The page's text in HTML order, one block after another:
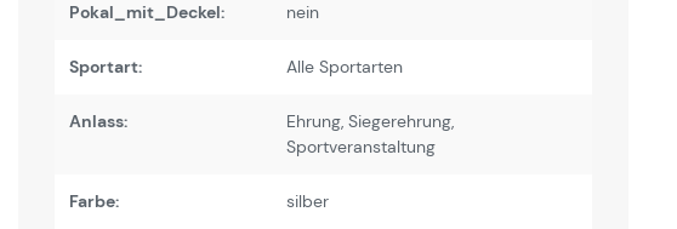
Pokal_mit_Deckel: nein
Sportart: Alle Sportarten
Anlass: Ehrung, Siegerehrung,
Sportveranstaltung
Farbe: silber